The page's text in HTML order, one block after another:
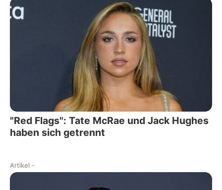
"Red Flags": Tate McRae und Jack Hughes
haben sich getrennt
Artikel -